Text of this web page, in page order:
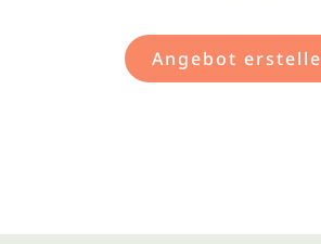
Angebot